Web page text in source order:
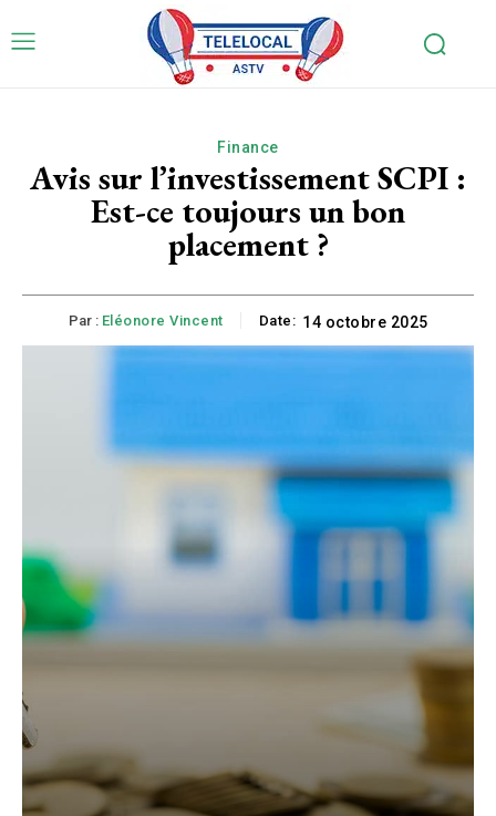
Finance
Avis sur l’investissement SCPI :
Est-ce toujours un bon
placement ?
Par : Eléonore Vincent Date: 14 octobre 2025